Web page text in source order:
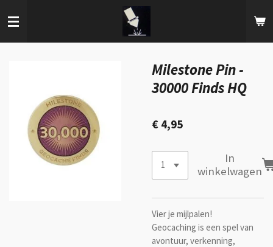
direct
Milestone Pin -
30000 Finds HQ
€ 4,95
In
winkelwagen
Vier je mijlpalen!
Geocaching is een spel van
avontuur, verkenning,